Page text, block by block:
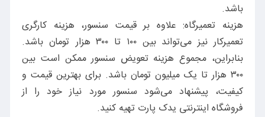
باشد.
هزینه تعمیرگاه: علاوه بر قیمت سنسور، هزینه کارگری
تعمیرکار نیز می‌تواند بین ۱۰۰ تا ۳۰۰ هزار تومان باشد.
بنابراین، مجموع هزینه تعویض سنسور ممکن است بین
۳۰۰ هزار تا یک میلیون تومان باشد. برای بهترین قیمت و
کیفیت، پیشنهاد می‌شود سنسور مورد نیاز خود را از
فروشگاه اینترنتی یدک پارت تهیه کنید.